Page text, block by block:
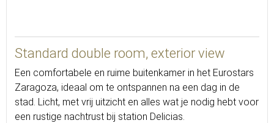
Standard double room, exterior view
Een comfortabele en ruime buitenkamer in het Eurostars
Zaragoza, ideaal om te ontspannen na een dag in de
stad. Licht, met vrij uitzicht en alles wat je nodig hebt voor
een rustige nachtrust bij station Delicias.